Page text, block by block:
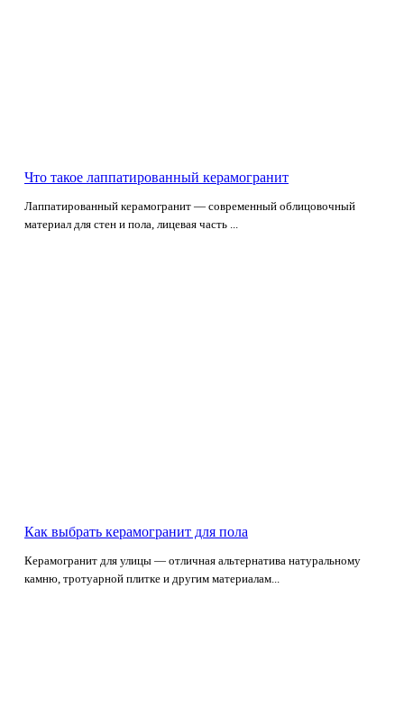
Что такое лаппатированный керамогранит
Лаппатированный керамогранит — современный облицовочный
материал для стен и пола, лицевая часть ...
Как выбрать керамогранит для пола
Керамогранит для улицы — отличная альтернатива натуральному
камню, тротуарной плитке и другим материалам...